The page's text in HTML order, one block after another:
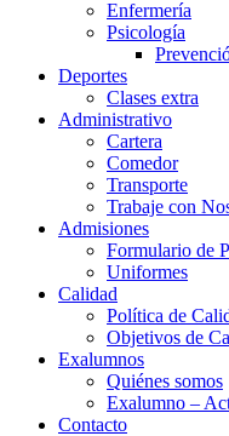
Enfermería
Psicología
Deportes
Clases extra
Administrativo
Cartera
Comedor
Transporte
Trabaje con
Admisiones
Formulario de
Uniformes
Calidad
Política de
Objetivos de
Exalumnos
Quiénes somos
Exalumno –
Contacto